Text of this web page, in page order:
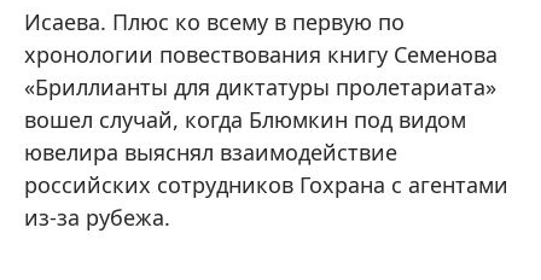
Исаева. Плюс ко всему в первую по
хронологии повествования книгу Семенова
«Бриллианты для диктатуры пролетариата»
вошел случай, когда Блюмкин под видом
ювелира выяснял взаимодействие
российских сотрудников Гохрана с агентами
из-за рубежа.